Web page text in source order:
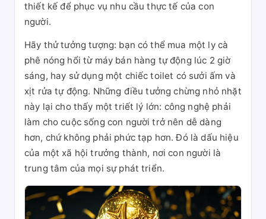
thiết kế để phục vụ nhu cầu thực tế của con
người.
Hãy thử tưởng tượng: bạn có thể mua một ly cà
phê nóng hổi từ máy bán hàng tự động lúc 2 giờ
sáng, hay sử dụng một chiếc toilet có sưởi ấm và
xịt rửa tự động. Những điều tưởng chừng nhỏ nhặt
này lại cho thấy một triết lý lớn: công nghệ phải
làm cho cuộc sống con người trở nên dễ dàng
hơn, chứ không phải phức tạp hơn. Đó là dấu hiệu
của một xã hội trưởng thành, nơi con người là
trung tâm của mọi sự phát triển.